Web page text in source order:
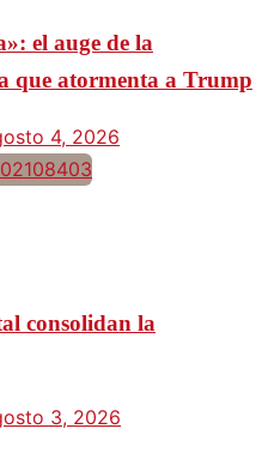
el auge de la
que atormenta a Trump
4, 2026
consolidan la
3, 2026